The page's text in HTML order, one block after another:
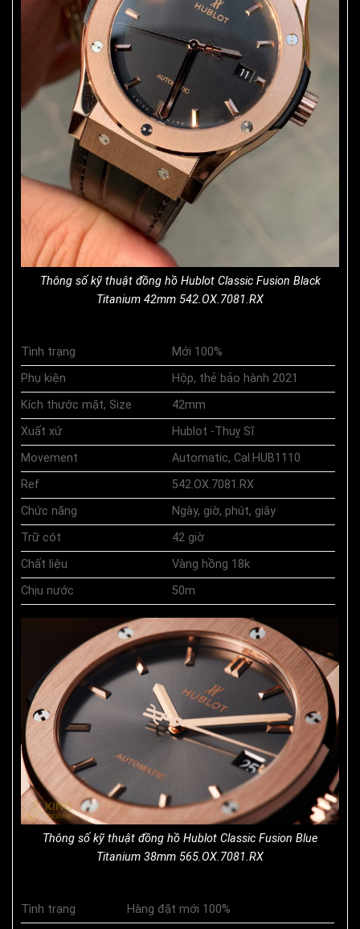
Thông số kỹ thuật đồng hồ Hublot Classic Fusion Black
Titanium 42mm 542.OX.7081.RX
Tình trạng
Mới 100%
Phụ kiện
Hộp, thẻ bảo hành 2021
Kích thước mặt, Size
42mm
Xuất xứ
Hublot -Thuỵ Sĩ
Movement
Automatic, Cal.HUB1110
Ref
542.OX.7081.RX
Chức năng
Ngày, giờ, phút, giây
Trữ cót
42 giờ
Chất liệu
Vàng hồng 18k
Chịu nước
50m
Thông số kỹ thuật đồng hồ Hublot Classic Fusion Blue
Titanium 38mm 565.OX.7081.RX
Tình trạng
Hàng đặt mới 100%